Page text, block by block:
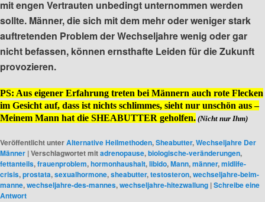
mit engen Vertrauten unbedingt unternommen werden
sollte. Männer, die sich mit dem mehr oder weniger stark
auftretenden Problem der Wechseljahre wenig oder gar
nicht befassen, können ernsthafte Leiden für die Zukunft
provozieren.
PS: Aus eigener Erfahrung treten bei Männern auch rote Flecken
im Gesicht auf, dass ist nichts schlimmes, sieht nur unschön aus –
Meinem Mann hat die SHEABUTTER geholfen. (Nicht nur Ihm)
Veröffentlicht unterAlternative Heilmethoden,Sheabutter,Wechseljahre Der
Männer |Verschlagwortet mitadrenopause,biologische-veränderungen,
fettanteils,frauenproblem,hormonhaushalt,libido,Mann,männer,midlife-
crisis,prostata,sexualhormone,sheabutter,testosteron,wechseljahre-beim-
manne,wechseljahre-des-mannes,wechseljahre-hitezwallung |Schreibe eine
Antwort